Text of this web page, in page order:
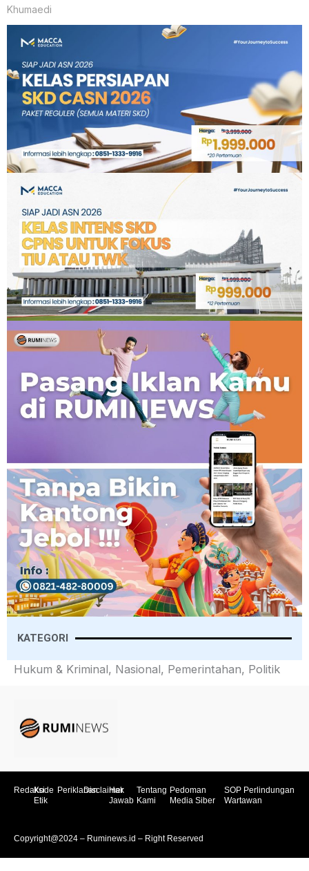
Khumaedi
KATEGORI
Hukum & Kriminal, Nasional, Pemerintahan, Politik
RedaksiKode
Etik
PeriklananDisclaimer
Hak
Jawab
Tentang
Kami
Pedoman
Media Siber
SOP Perlindungan
Wartawan
Copyright@2024 – Ruminews.id – Right Reserved